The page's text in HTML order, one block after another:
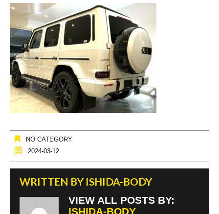
NO CATEGORY
2024-03-12
WRITTEN BY ISHIDA-BODY
VIEW ALL POSTS BY:
ISHIDA-BODY